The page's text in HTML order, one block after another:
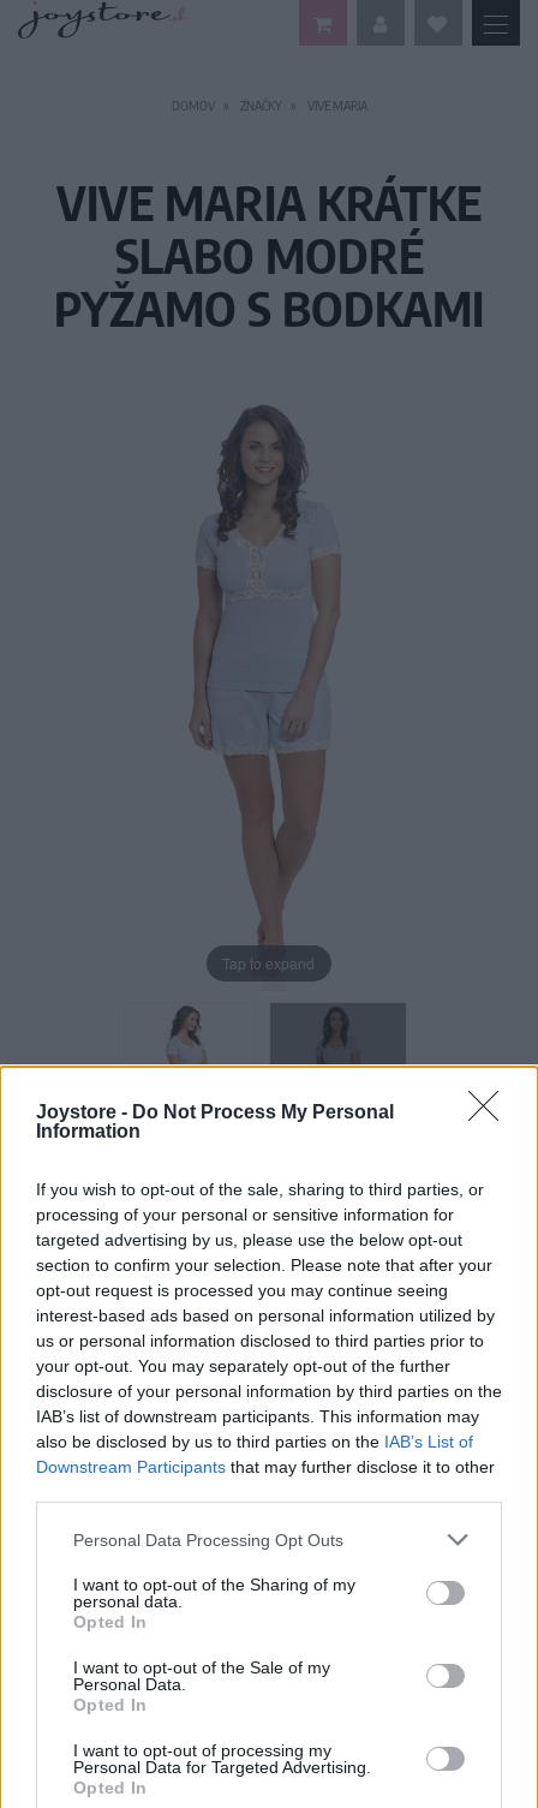
Joystore - Do Not Process My Personal
Information
If you wish to opt-out of the sale, sharing to third parties, or
processing of your personal or sensitive information for
targeted advertising by us, please use the below opt-out
section to confirm your selection. Please note that after your
opt-out request is processed you may continue seeing
interest-based ads based on personal information utilized by
us or personal information disclosed to third parties prior to
your opt-out. You may separately opt-out of the further
disclosure of your personal information by third parties on the
IAB’s list of downstream participants. This information may
also be disclosed by us to third parties on the IAB’s List of
Downstream Participants that may further disclose it to other
Personal Data Processing Opt Outs
I want to opt-out of the Sharing of my
personal data.
Opted In
I want to opt-out of the Sale of my
Personal Data.
Opted In
I want to opt-out of processing my
Personal Data for Targeted Advertising.
Opted In
DOMOV ZNAČKY VIVE MARIA
VIVE MARIA KRÁTKE
SLABO MODRÉ
PYŽAMO S BODKAMI
Tap to expand
Vážený zákazník, je nám ľúto, ale tento tovar momentálne
POZRIEŤ ĎALŠÍ TOVAR V KATEGÓRIÍ
Číslo produktu:
Farba:
modrá
Pyžamo VIVE MARIA je vyrobené zo super mäkkého
organického bavlneného materiálu, ktorý z neho robí
perfektný outfit na spanie